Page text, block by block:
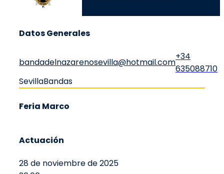
Datos Generales
bandadelnazarenosevilla@hotmail.com
+34
635088710
SevillaBandas
Feria Marco
Actuación
28 de noviembre de 2025